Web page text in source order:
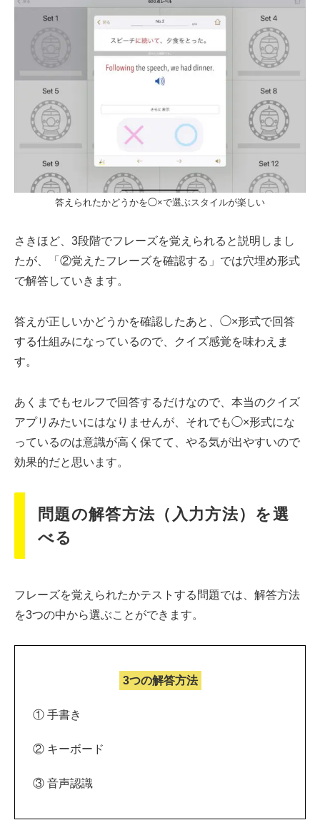
答えられたかどうかを◯×で選ぶスタイルが楽しい
さきほど、3段階でフレーズを覚えられると説明しまし
たが、「②覚えたフレーズを確認する」では穴埋め形式
で解答していきます。
答えが正しいかどうかを確認したあと、◯×形式で回答
する仕組みになっているので、クイズ感覚を味わえま
す。
あくまでもセルフで回答するだけなので、本当のクイズ
アプリみたいにはなりませんが、それでも◯×形式にな
っているのは意識が高く保てて、やる気が出やすいので
効果的だと思います。
問題の解答方法（入力方法）を選
べる
フレーズを覚えられたかテストする問題では、解答方法
を3つの中から選ぶことができます。
3つの解答方法
① 手書き
② キーボード
③ 音声認識